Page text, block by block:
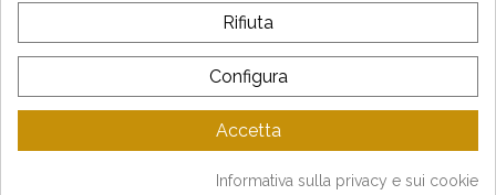
l'acceptez.
A PROPOSITO DI VINTAGE
SERVIZIO CLIENTI
Rifiuta
Configura
Accetta
Informativa sulla privacy e sui cookie